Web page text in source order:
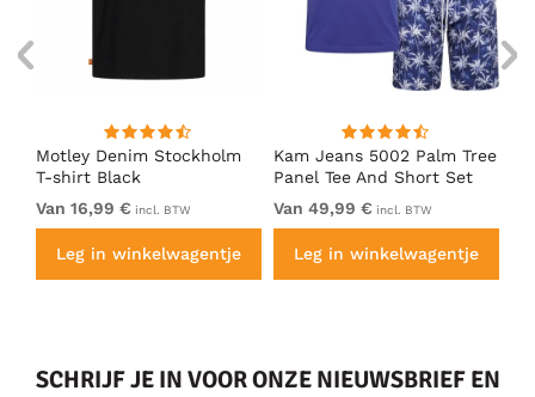
Motley Denim Stockholm
T-shirt Black
Van 16,99 € incl. BTW
Leg in winkelwagentje
Kam Jeans 5002 Palm Tree
Panel Tee And Short Set
Electric Blue
Van 49,99 € incl. BTW
Leg in winkelwagentje
SCHRIJF JE IN VOOR ONZE NIEUWSBRIEF EN